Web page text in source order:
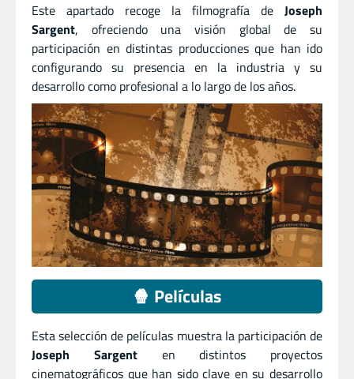
Este apartado recoge la filmografía de Joseph
Sargent, ofreciendo una visión global de su
participación en distintas producciones que han ido
configurando su presencia en la industria y su
desarrollo como profesional a lo largo de los años.
🍿 Películas
Esta selección de películas muestra la participación de
Joseph Sargenten distintos proyectos
cinematográficos que han sido clave en su desarrollo